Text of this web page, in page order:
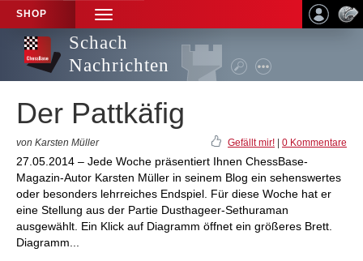
SHOP
TOGGLE
NAVIGATION
Schach
Nachrichten
Der Pattkäfig
von Karsten Müller Gefällt mir! 0 Kommentare
27.05.2014 – Jede Woche präsentiert Ihnen ChessBase-
Magazin-Autor Karsten Müller in seinem Blog ein sehenswertes
oder besonders lehrreiches Endspiel. Für diese Woche hat er
eine Stellung aus der Partie Dusthageer-Sethuraman
ausgewählt. Ein Klick auf Diagramm öffnet ein größeres Brett.
Diagramm...